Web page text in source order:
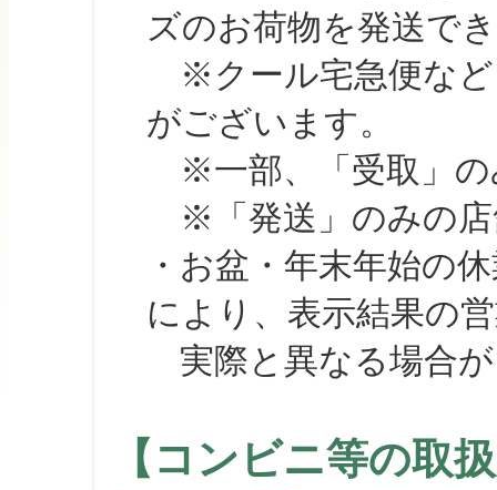
ズのお荷物を発送で
※クール宅急便など
がございます。
※一部、「受取」の
※「発送」のみの店
・お盆・年末年始の
により、表示結果の
実際と異なる場合が
【コンビニ等の取